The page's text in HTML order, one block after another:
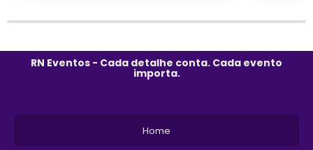
RN Eventos - Cada detalhe conta. Cada evento
importa.
Home